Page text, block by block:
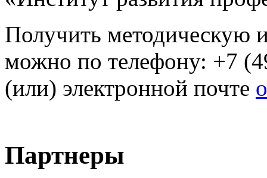
Получить методическую
можно по телефону: +7
(или) электронной почте
Партнеры